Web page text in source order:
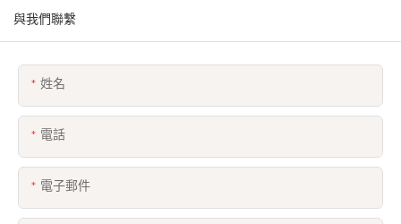
與我們聯繫
姓名
電話
電子郵件